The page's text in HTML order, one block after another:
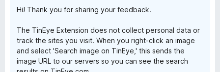
Hi! Thank you for sharing your feedback.
The TinEye Extension does not collect personal data or
track the sites you visit. When you right-click an image
and select 'Search image on TinEye,' this sends the
image URL to our servers so you can see the search